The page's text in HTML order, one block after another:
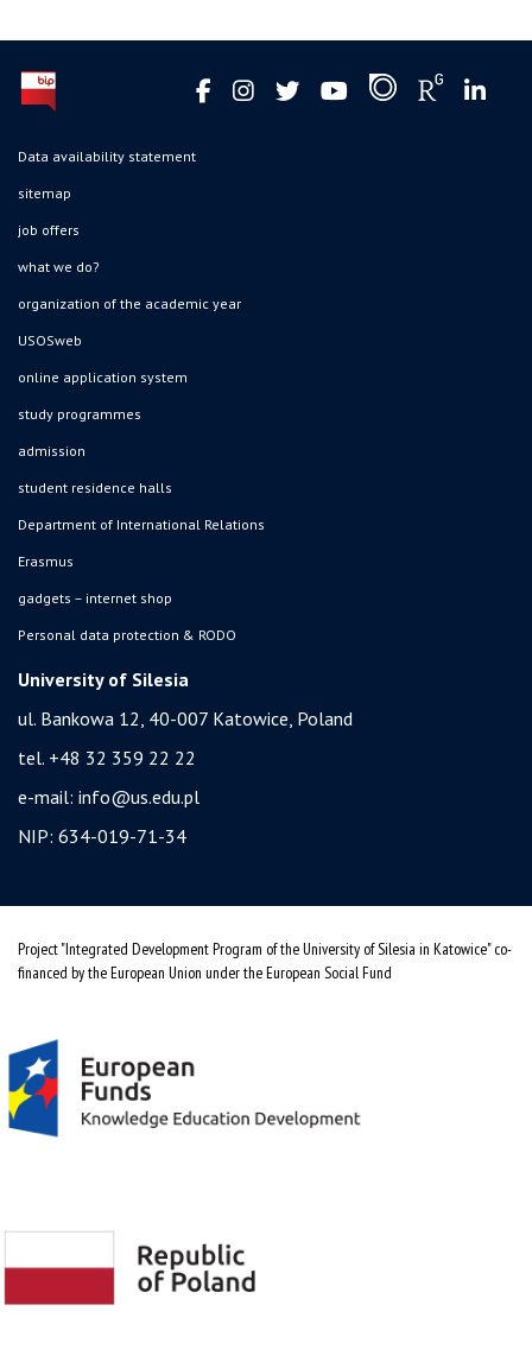
Data availability statement
sitemap
job offers
what we do?
organization of the academic year
USOSweb
online application system
study programmes
admission
student residence halls
Department of International Relations
Erasmus
gadgets – internet shop
Personal data protection & RODO
University of Silesia
ul. Bankowa 12, 40-007 Katowice, Poland
tel. +48 32 359 22 22
e-mail: info@us.edu.pl
NIP: 634-019-71-34
Project "Integrated Development Program of the University of Silesia in Katowice" co-
financed by the European Union under the European Social Fund